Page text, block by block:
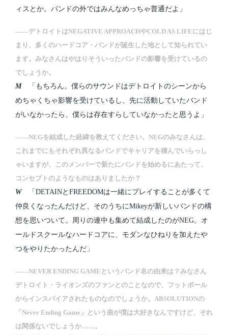
ィスとか。バンドの外ではみんなめっちゃ普通だよ」
――デトロイトはNEGATIVE APPROACHやCOLD AS LIFEにはじ
まり、多くのハードコア・バンドが誕生した地として知られてい
ます。みなさんはやはりそういったバンドの影響を受けているの
でしょうか。
M「もちろん。僕らのサウンドはデトロイトのシーンから
めちゃくちゃ影響を受けているし、先に活動していたバンド
がいなかったら、僕らは存在すらしていなかったと思うよ」
――NEGを結成した経緯を教えてください。NEGのみなさんは、
これまでにもそれぞれ異なるバンドでキャリアを積んでいらっし
ゃいますが、このメンバーで新たにバンドを始めるにあたって、
コンセプトのようなものはありましたか？
W「DETAINとFREEDOMは一緒にプレイすることが多くて
仲良くなったんだけど、そのうちにMikeyが新しいバンドの構
想を思いついて。周りの連中も集めて結成したのがNEG。オ
ールドスクールなハードコアに、モダンなひねりを加えたや
つをやりたかったんだ」
――NEVER ENDING GAMEというバンド名の由来は？みなさん
デトロイト・ライオンズのファンとのことなので、フットボール
からインスパイアされたものなのでしょうか。ABSOLUTIONの
「Never Ending Game」という曲が僕は大好きなんですけど、それ
は関係ないでしょうか……。